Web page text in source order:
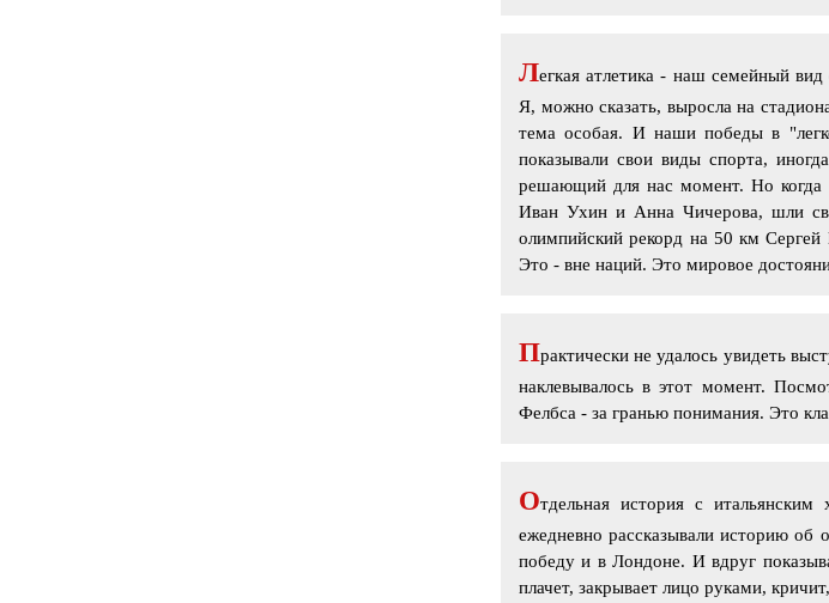
Легкая атлетика - наш семейный
Я, можно сказать, выросла на
тема особая. И наши победы в
показывали свои виды спорта,
решающий для нас момент. Но когда
Иван Ухин и Анна Чичерова, шли
олимпийский рекорд на 50 км Сергей
Это - вне наций. Это мировое
Практически не удалось увидеть
наклевывалось в этот момент.
Фелбса - за гранью понимания. Это
Отдельная история с
ежедневно рассказывали историю
победу и в Лондоне. И вдруг
плачет, закрывает лицо руками,